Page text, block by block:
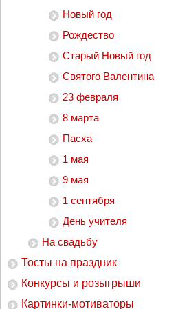
Новый год
Рождество
Старый Новый год
Святого Валентина
23 февраля
8 марта
Пасха
1 мая
9 мая
1 сентября
День учителя
На свадьбу
Тосты на праздник
Конкурсы и розыгрыши
Картинки-мотиваторы